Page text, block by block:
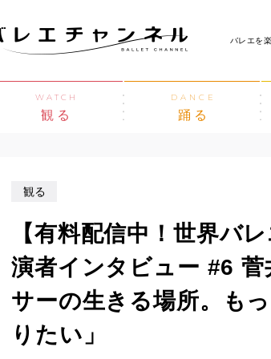
バレエを
WATCH
観る
DANCE
踊る
観る
【有料配信中！世界バ
演者インタビュー #6
サーの生きる場所。も
りたい」